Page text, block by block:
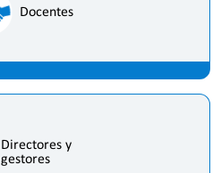
Docentes
Directores y
gestores